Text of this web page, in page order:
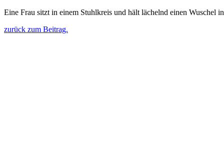
Eine Frau sitzt in einem Stuhlkreis und hält lächelnd einen Wuschel
zurück zum Beitrag.